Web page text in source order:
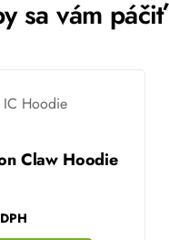
sa vám páčiť
Claw Hoodie